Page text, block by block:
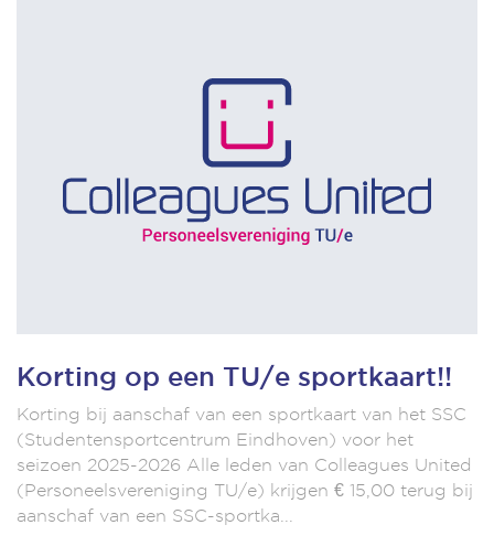
Korting op een TU/e sportkaart!!
Korting bij aanschaf van een sportkaart van het SSC
(Studentensportcentrum Eindhoven) voor het
seizoen 2025-2026 Alle leden van Colleagues United
(Personeelsvereniging TU/e) krijgen € 15,00 terug bij
aanschaf van een SSC-sportka...